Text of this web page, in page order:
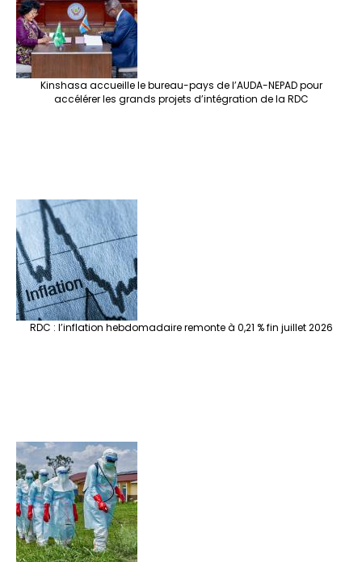
Kinshasa accueille le bureau-pays de l’AUDA-NEPAD pour
accélérer les grands projets d’intégration de la RDC
RDC : l’inflation hebdomadaire remonte à 0,21 % fin juillet 2026